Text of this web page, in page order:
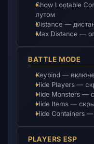
Show Lootable
лутом
Distance —
Max Distance —
BATTLE MODE
Keybind —
Hide Players —
Hide Monsters —
Hide Items —
Hide Containers
PLAYERS ESP